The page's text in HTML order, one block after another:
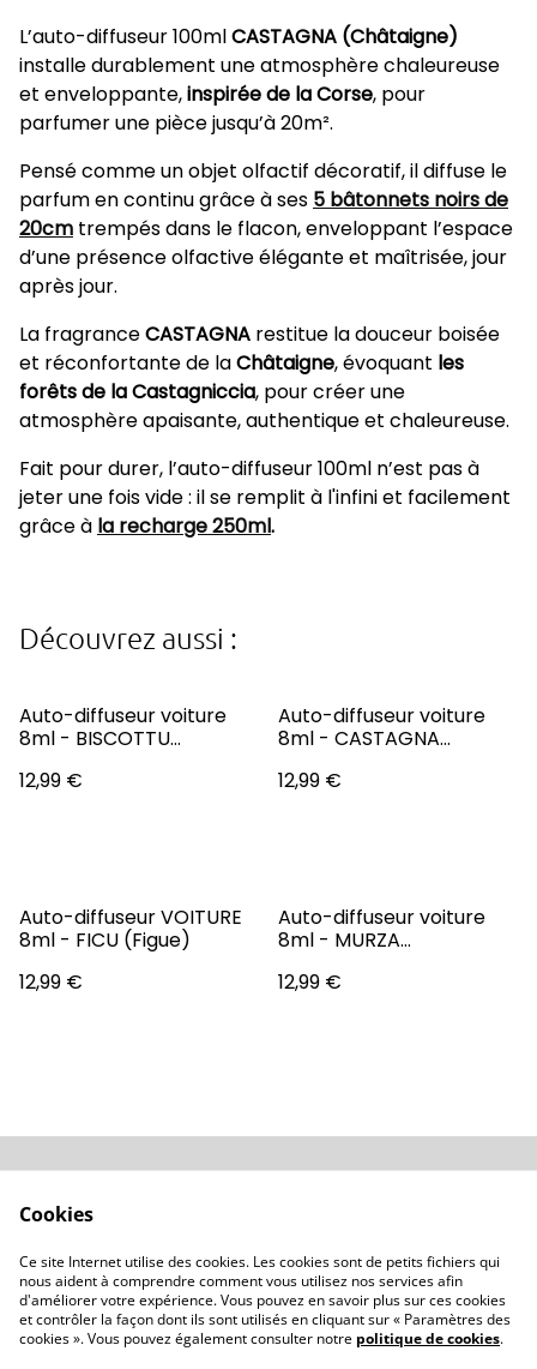
L’auto-diffuseur 100mlCASTAGNA (Châtaigne)
installe durablement une atmosphère chaleureuse
et enveloppante,inspirée de la Corse, pour
parfumer une pièce jusqu’à 20m².
Pensé comme un objet olfactif décoratif, il diffuse le
parfum en continu grâce à ses 5 bâtonnets noirs de
20cm trempés dans le flacon, enveloppant l’espace
d’une présence olfactive élégante et maîtrisée, jour
après jour.
La fragranceCASTAGNA restitue la douceur boisée
et réconfortante de laChâtaigne, évoquant les
forêts de la Castagniccia, pour créer une
atmosphère apaisante, authentique et chaleureuse.
Fait pour durer, l’auto-diffuseur 100ml n’est pas à
jeter une fois vide : il se remplit à l'infini et facilement
grâce à la r echarge 250ml.
Découvrez aussi :
Auto-diffuseur voiture
8ml - BISCOTTU
12,99 €
Auto-diffuseur voiture
8ml - CASTAGNA
12,99 €
Auto-diffuseur VOITURE
8ml - FICU (Figue)
12,99 €
Auto-diffuseur voiture
8ml - MURZA
12,99 €
Politique de cookies
Revendeurs
Contactez-nous
Cookies
Ce site Internet utilise des cookies. Les cookies sont de petits fichiers qui
nous aident à comprendre comment vous utilisez nos services afin
d'améliorer votre expérience. Vous pouvez en savoir plus sur ces cookies
et contrôler la façon dont ils sont utilisés en cliquant sur « Paramètres des
cookies ». Vous pouvez également consulter notre politique de cookies.